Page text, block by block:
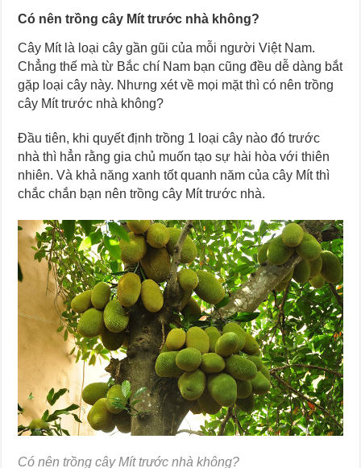
Có nên trồng cây Mít trước nhà không?
Cây Mít là loại cây gần gũi của mỗi người Việt Nam.
Chẳng thế mà từ Bắc chí Nam bạn cũng đều dễ dàng bắt
gặp loại cây này. Nhưng xét về mọi mặt thì có nên trồng
cây Mít trước nhà không?
Đầu tiên, khi quyết định trồng 1 loại cây nào đó trước
nhà thì hẳn rằng gia chủ muốn tạo sự hài hòa với thiên
nhiên. Và khả năng xanh tốt quanh năm của cây Mít thì
chắc chắn bạn nên trồng cây Mít trước nhà.
Có nên trồng cây Mít trước nhà không?